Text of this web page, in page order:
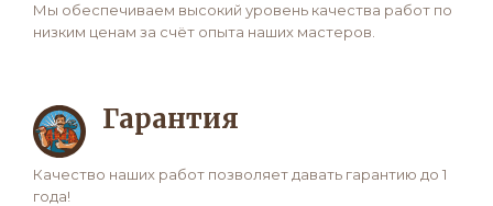
Мы обеспечиваем высокий уровень качества работ по
низким ценам за счёт опыта наших мастеров.
Гарантия
Качество наших работ позволяет давать гарантию до 1
года!